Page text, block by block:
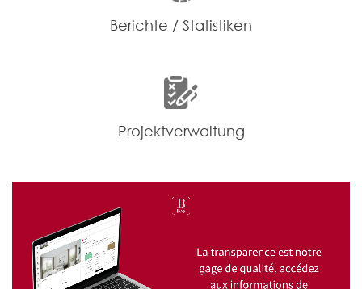
Berichte / Statistiken
Projektverwaltung